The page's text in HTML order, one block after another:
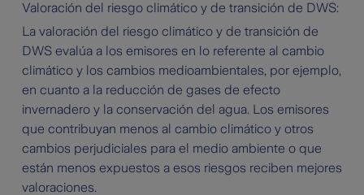
Valoración del riesgo climático y de transición de DWS:
La valoración del riesgo climático y de transición de
DWS evalúa a los emisores en lo referente al cambio
climático y los cambios medioambientales, por ejemplo,
en cuanto a la reducción de gases de efecto
invernadero y la conservación del agua. Los emisores
que contribuyan menos al cambio climático y otros
cambios perjudiciales para el medio ambiente o que
están menos expuestos a esos riesgos reciben mejores
valoraciones.